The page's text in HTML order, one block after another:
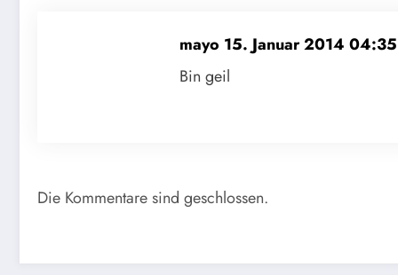
mayo 15. Januar 2014 04:35
Bin geil
Die Kommentare sind geschlossen.